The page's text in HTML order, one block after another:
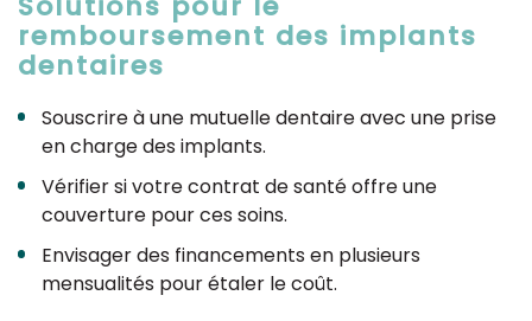
remboursement des implants
dentaires
Souscrire à une mutuelle dentaire avec une prise
en charge des implants.
Vérifier si votre contrat de santé offre une
couverture pour ces soins.
Envisager des financements en plusieurs
mensualités pour étaler le coût.